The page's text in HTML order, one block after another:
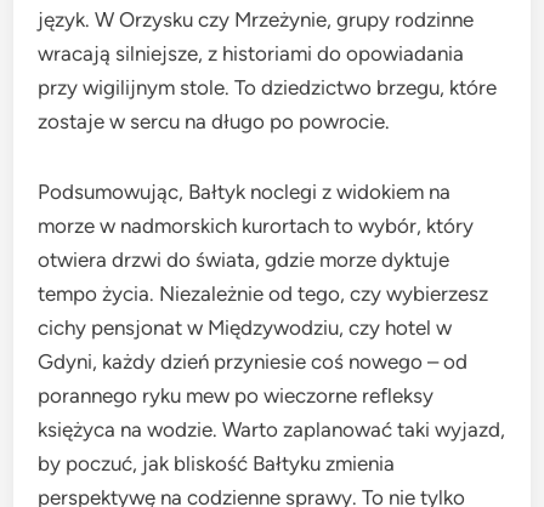
język. W Orzysku czy Mrzeżynie, grupy rodzinne
wracają silniejsze, z historiami do opowiadania
przy wigilijnym stole. To dziedzictwo brzegu, które
zostaje w sercu na długo po powrocie.
Podsumowując, Bałtyk noclegi z widokiem na
morze w nadmorskich kurortach to wybór, który
otwiera drzwi do świata, gdzie morze dyktuje
tempo życia. Niezależnie od tego, czy wybierzesz
cichy pensjonat w Międzywodziu, czy hotel w
Gdyni, każdy dzień przyniesie coś nowego – od
porannego ryku mew po wieczorne refleksy
księżyca na wodzie. Warto zaplanować taki wyjazd,
by poczuć, jak bliskość Bałtyku zmienia
perspektywę na codzienne sprawy. To nie tylko